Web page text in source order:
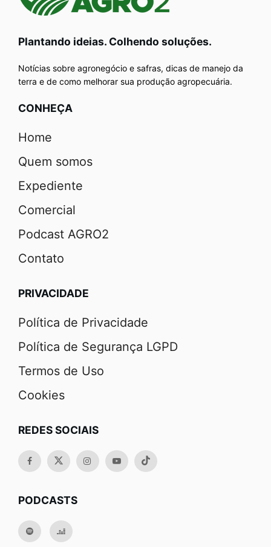
Plantando ideias. Colhendo soluções.
Notícias sobre agronegócio e safras, dicas de manejo da
terra e de como melhorar sua produção agropecuária.
CONHEÇA
Home
Quem somos
Expediente
Comercial
Podcast AGRO2
Contato
PRIVACIDADE
Política de Privacidade
Política de Segurança LGPD
Termos de Uso
Cookies
REDES SOCIAIS
PODCASTS